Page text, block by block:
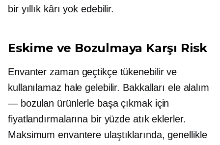
bir yıllık kârı yok edebilir.
Eskime ve Bozulmaya Karşı Risk
Envanter zaman geçtikçe tükenebilir ve
kullanılamaz hale gelebilir. Bakkalları ele alalım
— bozulan ürünlerle başa çıkmak için
fiyatlandırmalarına bir yüzde atık eklerler.
Maksimum envantere ulaştıklarında, genellikle